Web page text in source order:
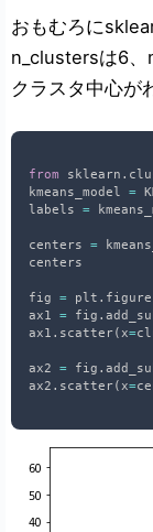
おもむろに
n_clustersは6、
クラスタ中心が
from sklearn .
kmeans_model =
labels =
centers =
centers
fig = plt . figure
ax1 = fig .
ax1 . scatter(x=
ax2 = fig .
ax2 . scatter(x=